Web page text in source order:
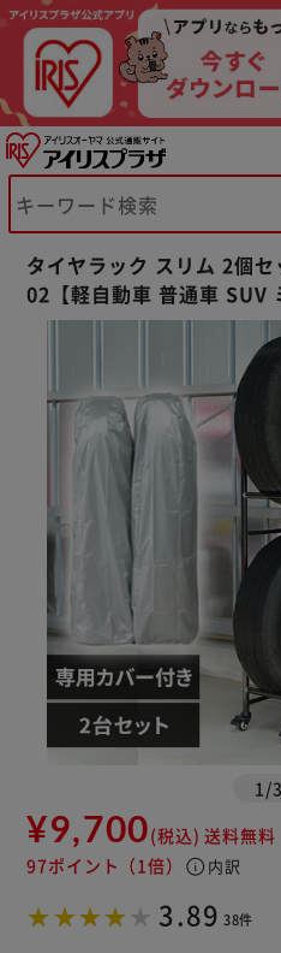
タイヤラック スリム 2個
02【軽自動車 普通車 SUV
1 /3
¥9,700(税込) 送料無料
97ポイント （1倍） info 内訳
3.89 38件
※ご確認ください